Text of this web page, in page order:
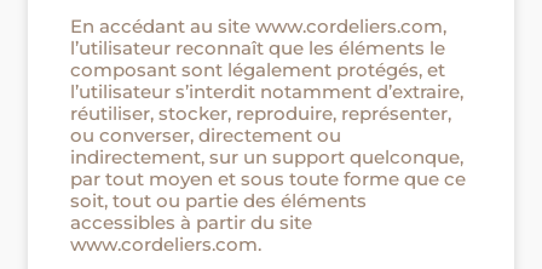
En accédant au site www.cordeliers.com,
l’utilisateur reconnaît que les éléments le
composant sont légalement protégés, et
l’utilisateur s’interdit notamment d’extraire,
réutiliser, stocker, reproduire, représenter,
ou converser, directement ou
indirectement, sur un support quelconque,
par tout moyen et sous toute forme que ce
soit, tout ou partie des éléments
accessibles à partir du site
www.cordeliers.com.